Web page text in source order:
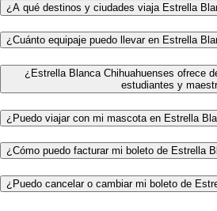
¿A qué destinos y ciudades viaja Estrella
¿Cuánto equipaje puedo llevar en Estrella
¿Estrella Blanca Chihuahuenses ofrece
estudiantes y
¿Puedo viajar con mi mascota en Estrella
¿Cómo puedo facturar mi boleto de Estrella
¿Puedo cancelar o cambiar mi boleto de